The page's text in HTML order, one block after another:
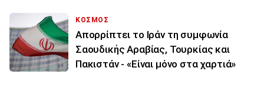
ΚΟΣΜΟΣ
Απορρίπτει το Ιράν τη συμφωνία
Σαουδικής Αραβίας, Τουρκίας και
Πακιστάν - «Είναι μόνο στα χαρτιά»